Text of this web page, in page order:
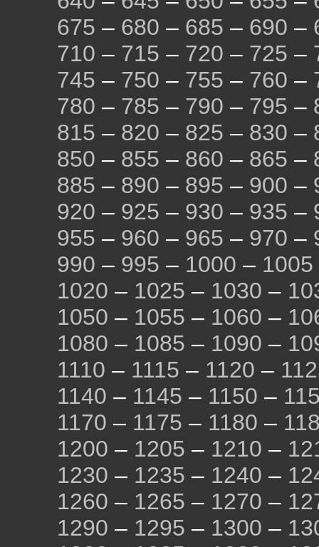
675 – 680 – 685 – 690 –
710 – 715 – 720 – 725 –
745 – 750 – 755 – 760 –
780 – 785 – 790 – 795 –
815 – 820 – 825 – 830 –
850 – 855 – 860 – 865 –
885 – 890 – 895 – 900 –
920 – 925 – 930 – 935 –
955 – 960 – 965 – 970 –
990 – 995 – 1000 – 1005
1020 – 1025 – 1030 –
1050 – 1055 – 1060 –
1080 – 1085 – 1090 –
1110 – 1115 – 1120 –
1140 – 1145 – 1150 –
1170 – 1175 – 1180 –
1200 – 1205 – 1210 –
1230 – 1235 – 1240 –
1260 – 1265 – 1270 –
1290 – 1295 – 1300 –